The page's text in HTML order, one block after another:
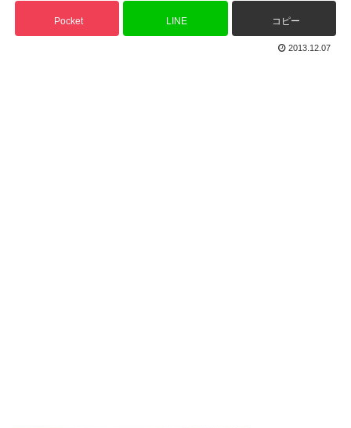
Pocket LINE コピー
2013.12.07